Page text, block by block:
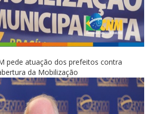
pede atuação dos prefeitos contra
da Mobilização